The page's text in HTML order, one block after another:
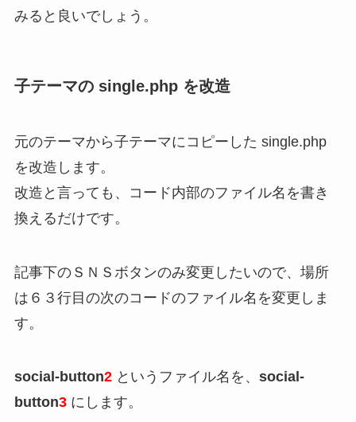
みると良いでしょう。
子テーマの single.php を改造
元のテーマから子テーマにコピーした single.php
を改造します。
改造と言っても、コード内部のファイル名を書き
換えるだけです。
記事下のＳＮＳボタンのみ変更したいので、場所
は６３行目の次のコードのファイル名を変更しま
す。
social-button2というファイル名を、 social-
button3にします。